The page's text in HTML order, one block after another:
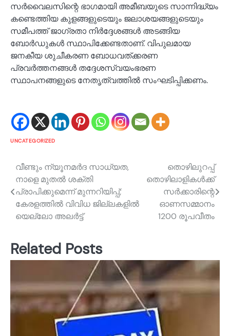
സര്‍വൈലസിന്റെ ഭാഗമായി അമീബയുടെ സാന്നിദ്ധ്യം
കണ്ടെത്തിയ കുളങ്ങളുടെയും ജലാശയങ്ങളുടെയും
സമീപത്ത് ജാഗ്രതാ നിര്‍ദ്ദേശങ്ങള്‍ അടങ്ങിയ
ബോര്‍ഡുകള്‍ സ്ഥാപിക്കേണ്ടതാണ്. വിപുലമായ
ജനകീയ ശുചീകരണ ബോധവത്ക്കരണ
പ്രവര്‍ത്തനങ്ങള്‍ തദ്ദേശസ്വയംഭരണ
സ്ഥാപനങ്ങളുടെ നേതൃത്വത്തില്‍ സംഘടിപ്പിക്കണം.
UNCATEGORIZED
Post
navigation
വീണ്ടും ന്യൂനമർദ സാധ്യത,
നാളെ മുതൽ ശക്തി
പ്രാപിക്കുമെന്ന് മുന്നറിയിപ്പ്;
കേരളത്തിൽ വിവിധ ജില്ലകളിൽ
യെല്ലോ അലർട്ട്
തൊഴിലുറപ്പ്
തൊഴിലാളികള്‍ക്ക്
സര്‍ക്കാരിന്റെ
ഓണസമ്മാനം
1200 രൂപവീതം
Related Posts